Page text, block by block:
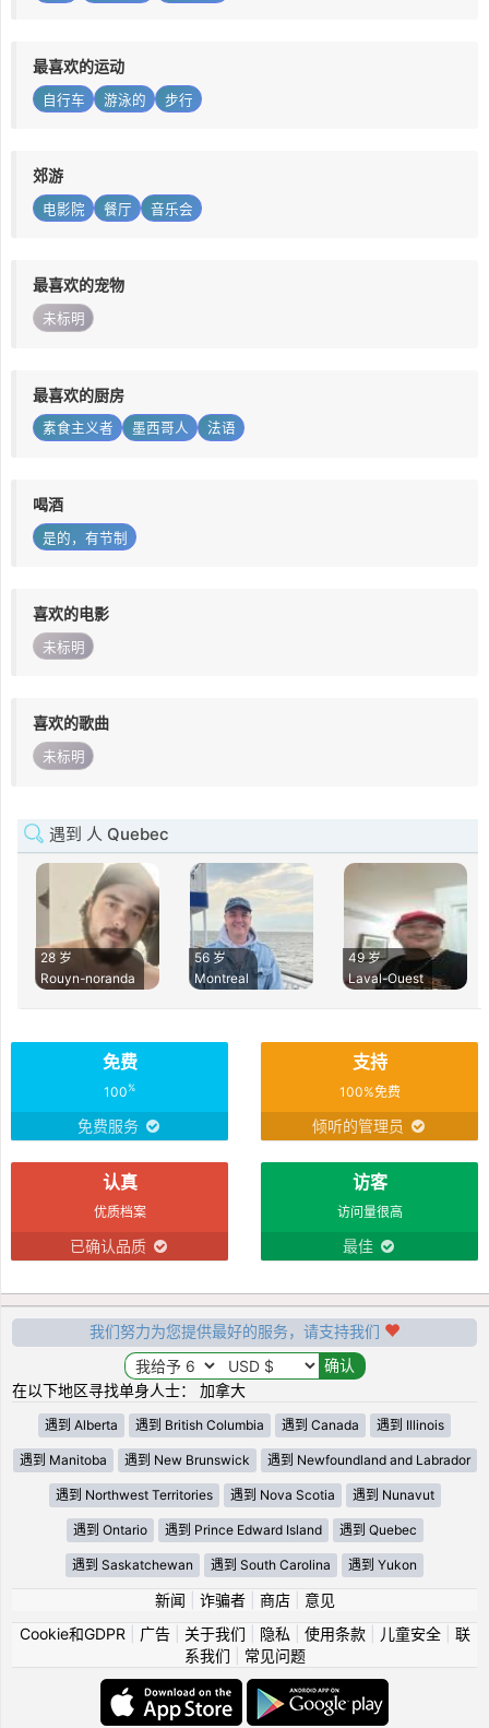
最喜欢的运动
自行车 游泳的 步行
郊游
电影院 餐厅 音乐会
最喜欢的宠物
未标明
最喜欢的厨房
素食主义者 墨西哥人 法语
喝酒
是的，有节制
喜欢的电影
未标明
喜欢的歌曲
未标明
遇到 人 Quebec
28 岁
Rouyn-noranda
56 岁
Montreal
49 岁
Laval-Ouest
免费
100%
免费服务
支持
100%免费
倾听的管理员
认真
优质档案
已确认品质
访客
访问量很高
最佳
我们努力为您提供最好的服务，请支持我们
在以下地区寻找单身人士： 加拿大
遇到 Alberta 遇到 British Columbia 遇到 Canada 遇到 Illinois
遇到 Manitoba 遇到 New Brunswick 遇到 Newfoundland and Labrador
遇到 Northwest Territories 遇到 Nova Scotia 遇到 Nunavut
遇到 Ontario 遇到 Prince Edward Island 遇到 Quebec
遇到 Saskatchewan 遇到 South Carolina 遇到 Yukon
新闻 诈骗者| 商店| 意见
Cookie和GDPR
广告| 关于我们 隐私 使用条款| 儿童安全| 联
系我们
常见问题